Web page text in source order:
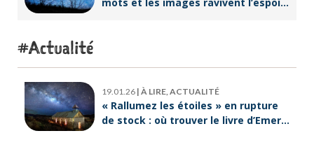
Actualité
19.01.26 | À LIRE, ACTUALITÉ
« Rallumez les étoiles » en rupture
de stock : où trouver le livre d’Emeric